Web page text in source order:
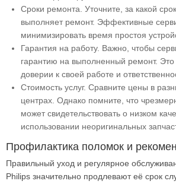
Сроки ремонта. Уточните, за какой
выполняет ремонт. Эффективные
минимизировать время простоя
Гарантия на работу. Важно, чтобы
гарантию на выполненный ремонт. Это
доверии к своей работе и
Стоимость услуг. Сравните цены в
центрах. Однако помните, что
может свидетельствовать о низком
использовании неоригинальных
Профилактика поломок и
Правильный уход и регулярное
Philips значительно продлевают её срок